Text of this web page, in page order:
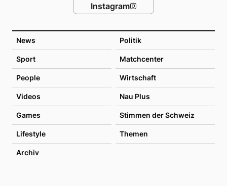
News Politik
Sport Matchcenter
People Wirtschaft
Videos Nau Plus
Games Stimmen der Schweiz
Lifestyle Themen
Archiv
Instagram